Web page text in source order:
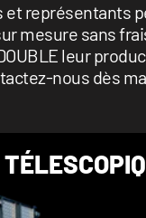
et représentants
mesure sans
leur
nous dès